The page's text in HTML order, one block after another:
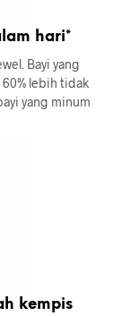
hari*
Bayi yang
lebih tidak
yang minum
kempis